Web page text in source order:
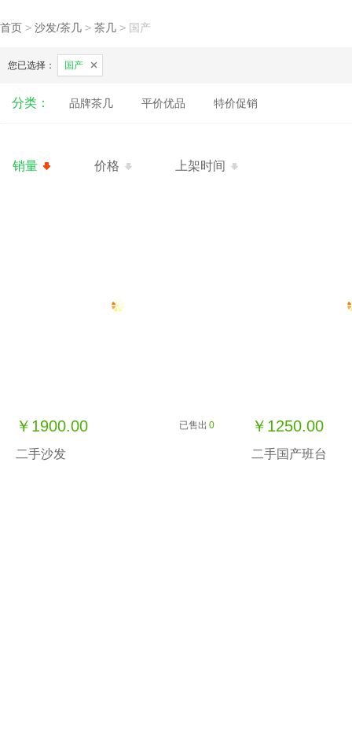
首页 > 沙发/茶几 > 茶几 > 国产
您已选择： 国产
分类： 品牌茶几 平价优品 特价促销
销量 价格 上架时间
￥1900.00 已售出 0
二手沙发
￥1250.00
二手国产班台